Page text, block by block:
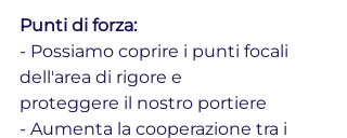
Punti di forza:
- Possiamo coprire i punti focali
dell'area di rigore e
proteggere il nostro portiere
- Aumenta la cooperazione tra i